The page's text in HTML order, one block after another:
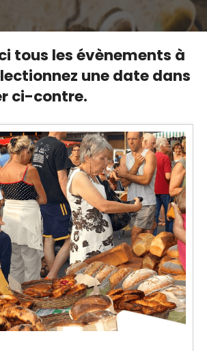
tous les évènements à
une date dans
ci-contre.